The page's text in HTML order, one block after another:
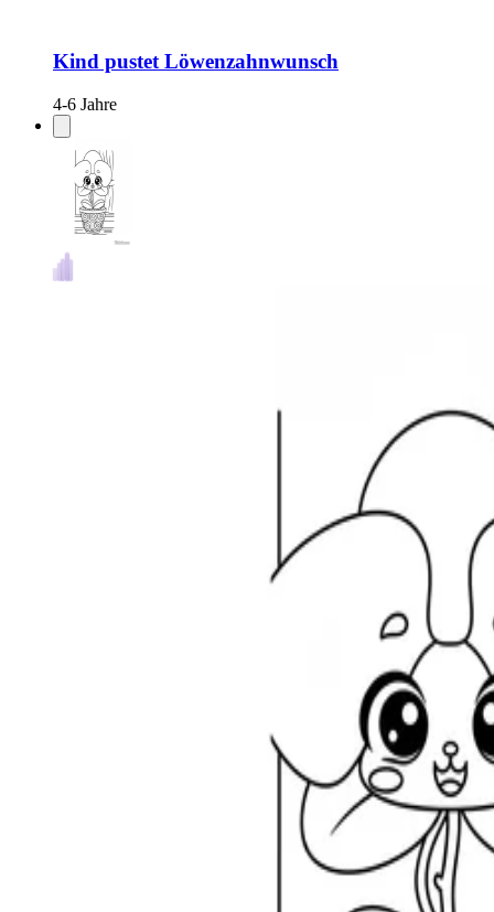
Kind pustet Löwenzahnwunsch
4-6 Jahre